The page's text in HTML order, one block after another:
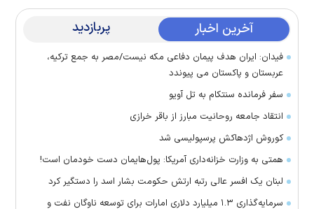
آخرین اخبار پربازدید
فیدان: ایران هدف پیمان دفاعی مکه نیست/مصر به جمع ترکیه،
عربستان و پاکستان می پیوندد
سفر فرمانده سنتکام به تل آویو
انتقاد جامعه روحانیت مبارز از باقر خرازی
کوروش اژدهاکش پرسپولیسی شد
همتی به وزارت خزانه‌داری آمریکا: پول‌هایمان دست خودمان است!
لبنان یک افسر عالی رتبه ارتش حکومت بشار اسد را دستگیر کرد
سرمایه‌گذاری ۱.۳ میلیارد دلاری امارات برای توسعه ناوگان نفت و